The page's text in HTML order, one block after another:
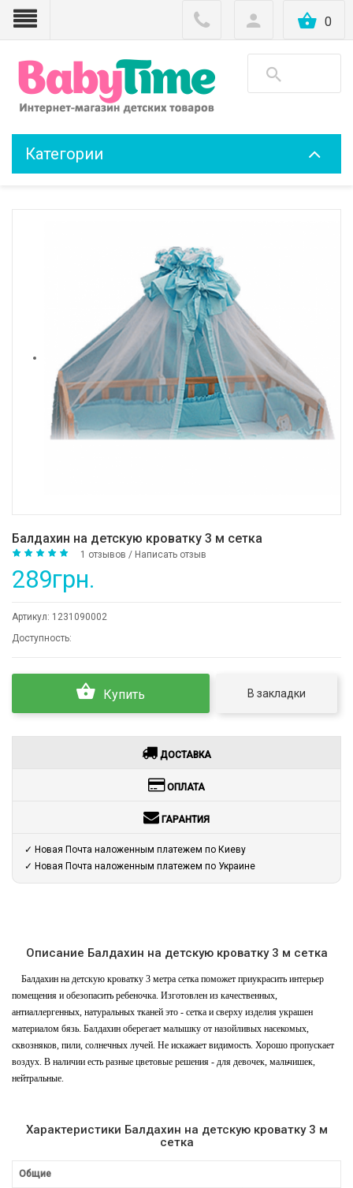
0
Категории
Балдахин на детскую кроватку 3 м сетка
1 отзывов / Написать отзыв
289грн.
Артикул: 1231090002
Доступность:
Купить В закладки
ДОСТАВКА
ОПЛАТА
ГАРАНТИЯ
✓ Новая Почта наложенным платежем по Киеву
✓ Новая Почта наложенным платежем по Украине
Описание Балдахин на детскую кроватку 3 м сетка
Балдахин на детскую кроватку 3 метра сетка поможет приукрасить интерьер
помещения и обезопасить ребеночка. Изготовлен из качественных,
антиаллергенных, натуральных тканей это - сетка и сверху изделия украшен
материалом бязь. Балдахин оберегает малышку от назойливых насекомых,
сквозняков, пили, солнечных лучей. Не искажает видимость. Хорошо пропускает
воздух. В наличии есть разные цветовые решения - для девочек, мальчишек,
нейтральные.
Характеристики Балдахин на детскую кроватку 3 м
сетка
Общие